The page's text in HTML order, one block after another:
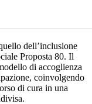
dell’inclusione
Proposta 80. Il
di accoglienza
coinvolgendo
di cura in una